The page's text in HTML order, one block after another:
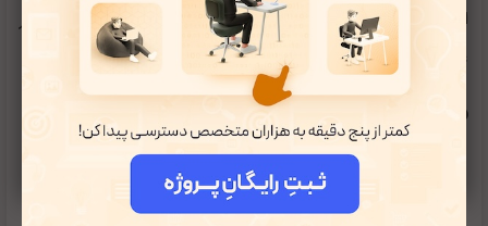
استفاده کنید. این کار آسان است و شما به راحتی می‌توانید در
عرض چند دقیقه کارتان را شروع کنید.
ویژگی‌های کلیدی:
راه اندازی آن ساده است.
سرعت در تبدیل متن به عکس توسط هوش مصنوعی